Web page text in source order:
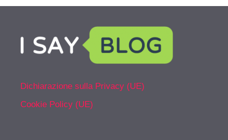
Dichiarazione sulla Privacy (UE)
Cookie Policy (UE)